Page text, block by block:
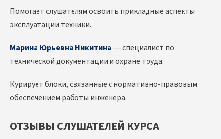
Помогает слушателям освоить прикладные аспекты
эксплуатации техники.
Марина Юрьевна Никитина— специалист по
технической документации и охране труда.
Курирует блоки, связанные с нормативно-правовым
обеспечением работы инженера.
ОТЗЫВЫ СЛУШАТЕЛЕЙ КУРСА